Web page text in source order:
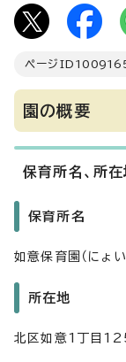
ページID
園の概要
保育所名、所在
保育所名
如意保育園（にょい
所在地
北区如意1丁目